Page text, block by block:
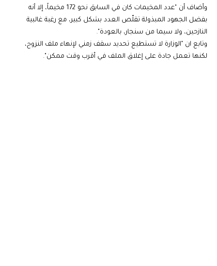
وأضاف أن "عدد المخيمات كان في السابق نحو 172 مخيماً، إلا أنه
بفضل الجهود المبذولة تقلّص العدد بشكل كبير، مع رغبة غالبية
النازحين، ولا سيما من سنجار، بالعودة".
وتابع ان "الوزارة لا تستطيع تحديد سقف زمني لإنهاء ملف النزوح،
لكنها تعمل جادة على إغلاق الملف في أقرب وقت ممكن".